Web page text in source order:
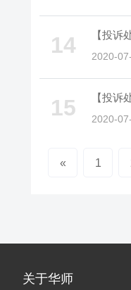
14 【投诉
2020-
15 【投诉
2020-
« 1
关于华师